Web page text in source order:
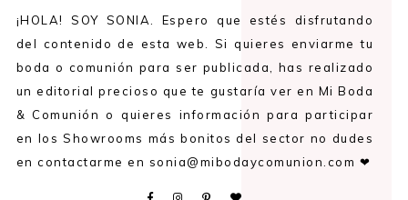
¡HOLA! SOY SONIA. Espero que estés disfrutando
del contenido de esta web. Si quieres enviarme tu
boda o comunión para ser publicada, has realizado
un editorial precioso que te gustaría ver en Mi Boda
& Comunión o quieres información para participar
en los Showrooms más bonitos del sector no dudes
en contactarme en sonia@mibodaycomunion.com ❤